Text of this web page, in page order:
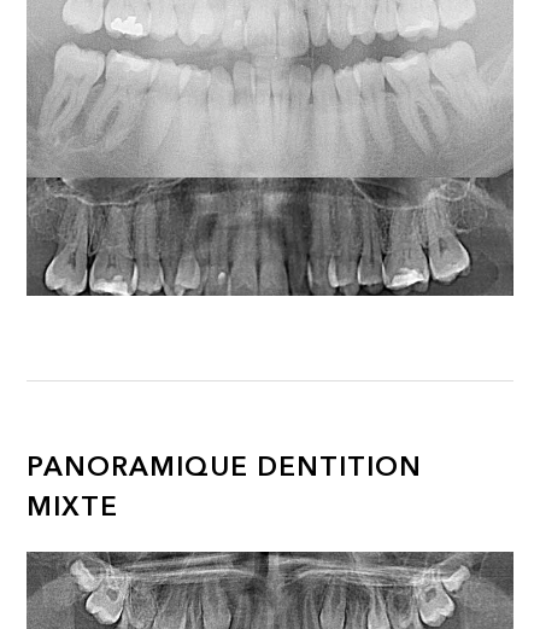
PANORAMIQUE DENTITION
MIXTE